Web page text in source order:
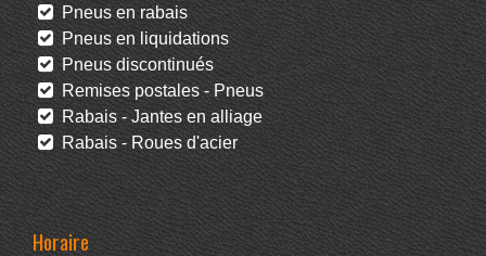
Pneus en rabais
Pneus en liquidations
Pneus discontinués
Remises postales - Pneus
Rabais - Jantes en alliage
Rabais - Roues d'acier
Horaire